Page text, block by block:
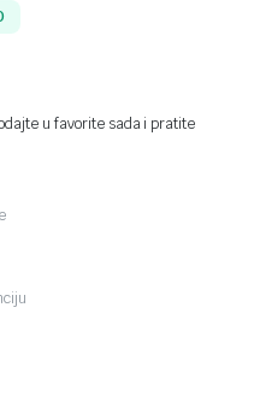
u favorite sada i pratite